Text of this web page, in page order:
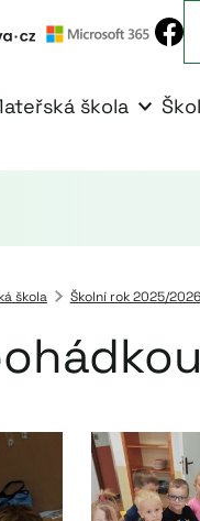
škola
škola Školní rok 2025/2026